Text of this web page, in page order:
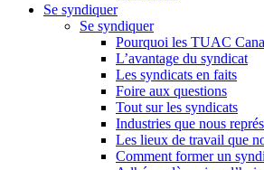
Se syndiquer
Se syndiquer
Pourquoi les TUAC
L’avantage du syndicat
Les syndicats en faits
Foire aux questions
Tout sur les syndicats
Industries que nous
Les lieux de travail que
Comment former un